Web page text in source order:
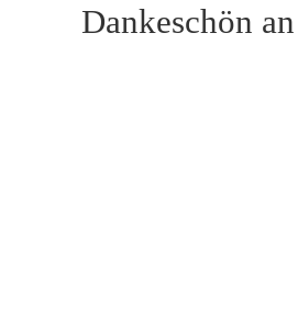
Dankeschön